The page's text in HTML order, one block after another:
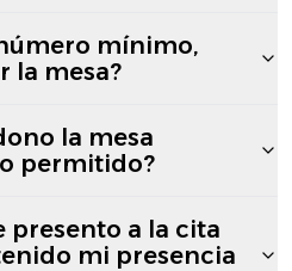
mínimo,
la mesa?
la mesa
permitido?
presento a la cita
mi presencia